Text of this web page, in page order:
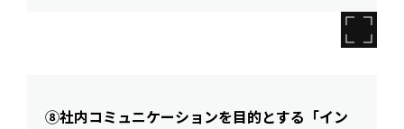
⑧社内コミュニケーションを目的とする「イン